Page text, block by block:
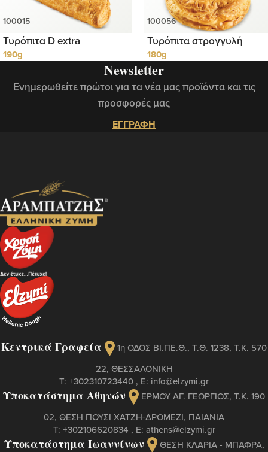
Τυρόπιτα D extra
190g
Τυρόπιτα στρογγυλή
180g
Newsletter
Ενημερωθείτε πρώτοι για τα νέα μας προϊόντα και τις
προσφορές μας
ΕΓΓΡΑΦΗ
Κεντρικά Γραφεία
1η ΟΔΟΣ ΒΙ.ΠΕ.Θ., Τ.Θ. 1238, Τ.Κ. 570
22, ΘΕΣΣΑΛΟΝΙΚΗ
Τ: +302310723440 , Ε: info@elzymi.gr
Υποκατάστημα Αθηνών
ΕΡΜΟΥ ΑΓ. ΓΕΩΡΓΙΟΣ, T.K. 190
02, ΘΕΣΗ ΠΟΥΣΙ ΧΑΤΖΗ-ΔΡΟΜΕΖΙ, ΠΑΙΑΝΙΑ
Τ: +302106620834 , Ε: athens@elzymi.gr
Υποκατάστημα Ιωαννίνων
ΘΕΣΗ ΚΛΑΡΙΑ - ΜΠΑΦΡΑ,